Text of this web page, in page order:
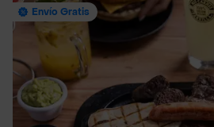
Envío Gratis